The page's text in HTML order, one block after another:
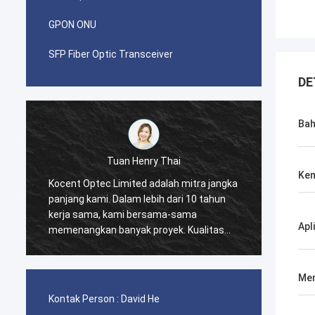
GPON ONU
SFP Fiber Optic Transceiver
Tuan Pablo
Saya terkejut ketika saya melakukan
pemesanan pertama dengan Kocent
Optec Limited pada tahun 2014. Satu
kontainer kabel GYXTW 40GP dan satu
kontainer 20GP untuk konektor cepat,
Kami
dari
Kontak Person : David He